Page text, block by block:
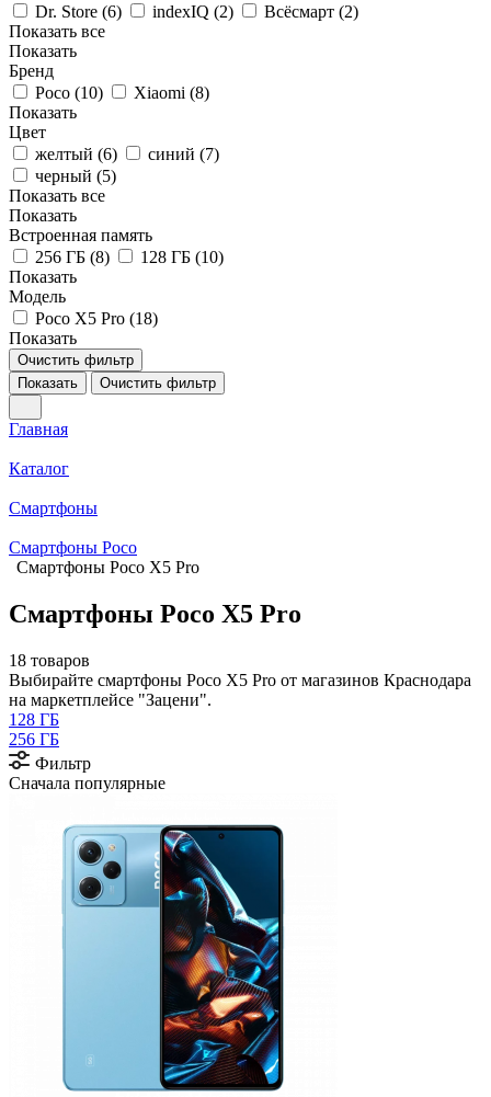
Dr. Store (6) indexIQ (2) Всёсмарт (2)
Показать все
Показать
Бренд
Poco (10) Xiaomi (8)
Показать
Цвет
желтый (6) синий (7)
черный (5)
Показать все
Показать
Встроенная память
256 ГБ (8) 128 ГБ (10)
Показать
Модель
Poco X5 Pro (18)
Показать
Очистить фильтр
Показать
Очистить фильтр
Главная
Каталог
Смартфоны
Смартфоны Poco
Смартфоны Poco X5 Pro
Смартфоны Poco X5 Pro
18 товаров
Выбирайте смартфоны Poco X5 Pro от магазинов Краснодара
на маркетплейсе "Зацени".
128 ГБ
256 ГБ
Фильтр
Сначала популярные